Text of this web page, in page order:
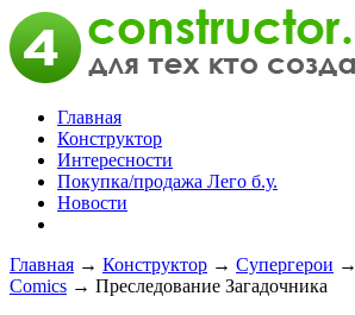
Главная
Конструктор
Интересности
Покупка/продажа Лего б.у.
Новости
Главная → Конструктор → Супергерои →
Comics → Преследование Загадочника